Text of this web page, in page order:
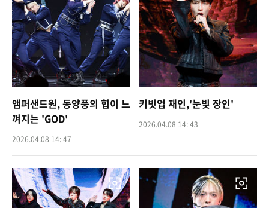
앰퍼샌드원, 동양풍의 힙이 느
껴지는 'GOD'
2026.04.08 14: 47
키빗업 재인,'눈빛 장인'
2026.04.08 14: 43